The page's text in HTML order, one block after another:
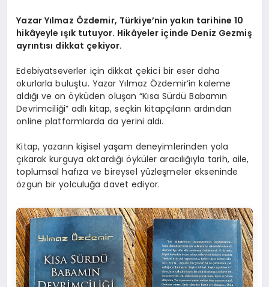
DIĞER
Yazar Yılmaz Özdemir, Türkiye’nin yakın tarihine 10
hikâyeyle ışık tutuyor. Hikâyeler içinde Deniz Gezmiş
ayrıntısı dikkat çekiyor.
Edebiyatseverler için dikkat çekici bir eser daha
okurlarla buluştu. Yazar Yılmaz Özdemir’in kaleme
aldığı ve on öyküden oluşan “Kısa Sürdü Babamın
Devrimciliği” adlı kitap, seçkin kitapçıların ardından
online platformlarda da yerini aldı.
Kitap, yazarın kişisel yaşam deneyimlerinden yola
çıkarak kurguya aktardığı öyküler aracılığıyla tarih, aile,
toplumsal hafıza ve bireysel yüzleşmeler ekseninde
özgün bir yolculuğa davet ediyor.